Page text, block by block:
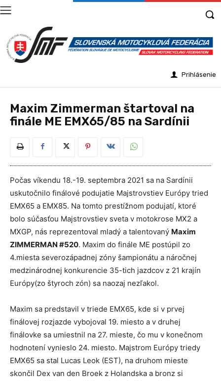
Prihlásenie
Maxim Zimmerman štartoval na
finále ME EMX65/85 na Sardínii
Počas víkendu 18.-19. septembra 2021 sa na Sardínii
uskutočnilo finálové podujatie Majstrovstiev Európy tried
EMX65 a EMX85. Na tomto prestížnom podujatí, ktoré
bolo súčasťou Majstrovstiev sveta v motokrose MX2 a
MXGP, nás reprezentoval mladý a talentovaný Maxim
ZIMMERMAN #520. Maxim do finále ME postúpil zo
4.miesta severozápadnej zóny šampionátu a náročnej
medzinárodnej konkurencie 35-tich jazdcov z 21 krajín
Európy(zo štyroch zón) sa naozaj nezľakol.
Maxim sa predstavil v triede EMX65, kde si v prvej
finálovej rozjazde vybojoval 19. miesto a v druhej
finálovke sa umiestnil na 27. mieste, čo mu v konečnom
hodnotení vynieslo 24. miesto. Majstrom Európy triedy
EMX65 sa stal Lucas Leok (EST), na druhom mieste
skončil Dex van den Broek z Holandska a bronz si